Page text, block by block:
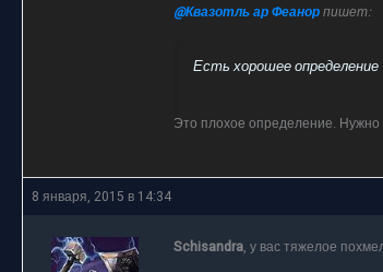
@Квазотль ар Феанорпишет:
Есть хорошее
Это плохое определение. Нужно
8 января, 2015 в 14:34
Schisandra, у вас тяжелое